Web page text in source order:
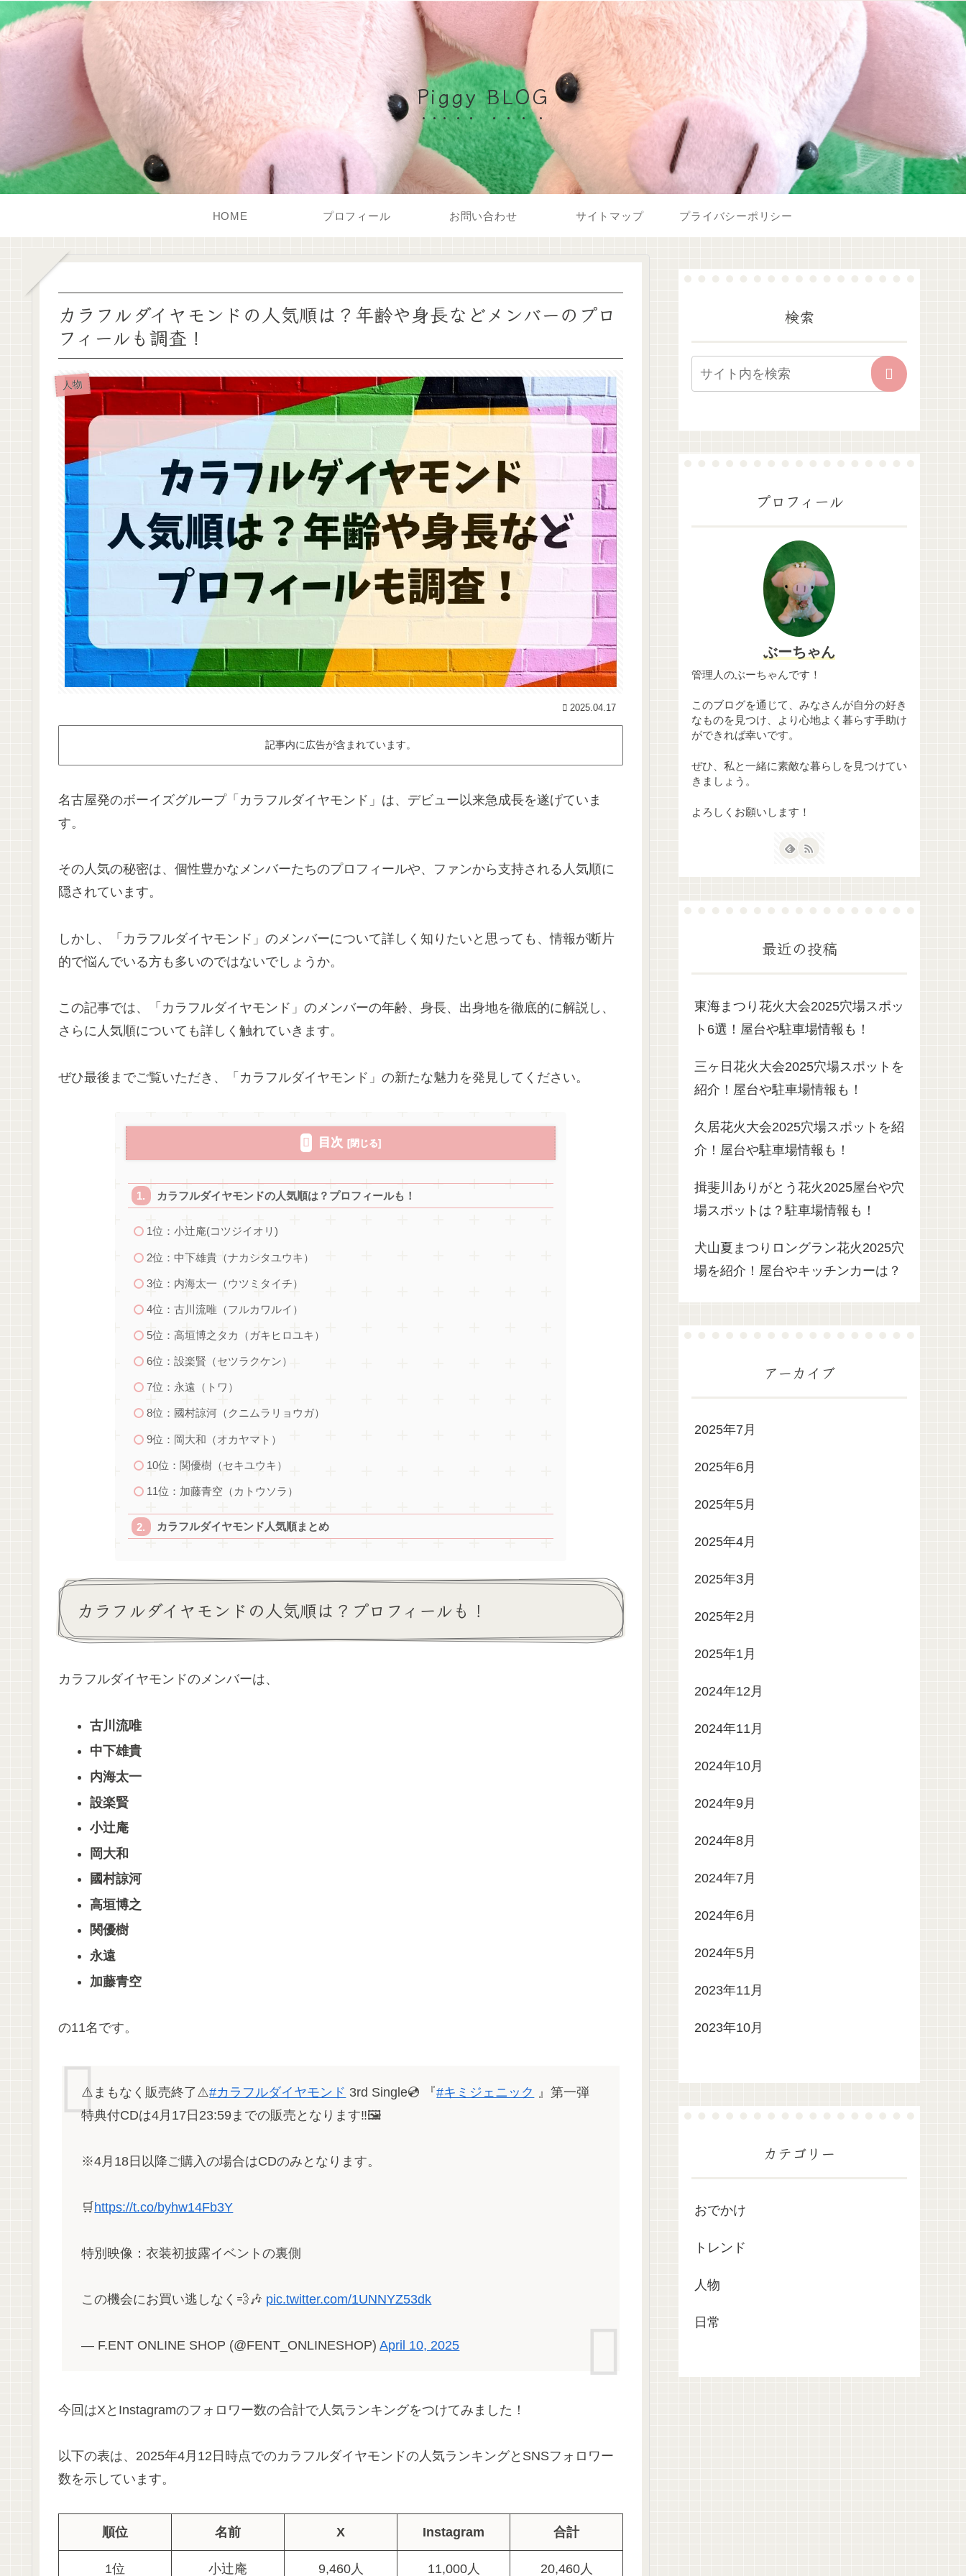
Piggy BLOG
HOME プロフィール お問い合わせ サイトマップ プライバシーポリシー
カラフルダイヤモンドの人気順は？年齢や身長などメンバーのプロ
フィールも調査！
人物
2025.04.17
記事内に広告が含まれています。
名古屋発のボーイズグループ「カラフルダイヤモンド」は、デビュー以来急成長を遂げていま
す。
その人気の秘密は、個性豊かなメンバーたちのプロフィールや、ファンから支持される人気順に
隠されています。
しかし、「カラフルダイヤモンド」のメンバーについて詳しく知りたいと思っても、情報が断片
的で悩んでいる方も多いのではないでしょうか。
この記事では、「カラフルダイヤモンド」のメンバーの年齢、身長、出身地を徹底的に解説し、
さらに人気順についても詳しく触れていきます。
ぜひ最後までご覧いただき、「カラフルダイヤモンド」の新たな魅力を発見してください。
目次
カラフルダイヤモンドの人気順は？プロフィールも！
1位：小辻庵(コツジイオリ)
2位：中下雄貴（ナカシタユウキ）
3位：内海太一（ウツミタイチ）
4位：古川流唯（フルカワルイ）
5位：高垣博之タカ（ガキヒロユキ）
6位：設楽賢（セツラクケン）
7位：永遠（トワ）
8位：國村諒河（クニムラリョウガ）
9位：岡大和（オカヤマト）
10位：関優樹（セキユウキ）
11位：加藤青空（カトウソラ）
カラフルダイヤモンド人気順まとめ
カラフルダイヤモンドの人気順は？プロフィールも！
カラフルダイヤモンドのメンバーは、
古川流唯
中下雄貴
内海太一
設楽賢
小辻庵
岡大和
國村諒河
高垣博之
関優樹
永遠
加藤青空
の11名です。
⚠️まもなく販売終了⚠️#カラフルダイヤモンド 3rd Single💿 『#キミジェニック
』第一弾
特典付CDは4月17日23:59までの販売となります‼️🖼️
※4月18日以降ご購入の場合はCDのみとなります。
🛒https://t.co/byhw14Fb3Y
特別映像：衣装初披露イベントの裏側
この機会にお買い逃しなく💨🎶 pic.twitter.com/1UNNYZ53dk
— F.ENT ONLINE SHOP (@FENT_ONLINESHOP)April 10, 2025
今回はXとInstagramのフォロワー数の合計で人気ランキングをつけてみました！
以下の表は、2025年4月12日時点でのカラフルダイヤモンドの人気ランキングとSNSフォロワー
数を示しています。
順位 名前 X Instagram 合計
1位 小辻庵 9,460人 11,000人 20,460人
検索
プロフィール
ぶーちゃん
管理人のぶーちゃんです！
このブログを通じて、みなさんが自分の好き
なものを見つけ、より心地よく暮らす手助け
ができれば幸いです。
ぜひ、私と一緒に素敵な暮らしを見つけてい
きましょう。
よろしくお願いします！
最近の投稿
東海まつり花火大会2025穴場スポッ
ト6選！屋台や駐車場情報も！
三ヶ日花火大会2025穴場スポットを
紹介！屋台や駐車場情報も！
久居花火大会2025穴場スポットを紹
介！屋台や駐車場情報も！
揖斐川ありがとう花火2025屋台や穴
場スポットは？駐車場情報も！
犬山夏まつりロングラン花火2025穴
場を紹介！屋台やキッチンカーは？
アーカイブ
2025年7月
2025年6月
2025年5月
2025年4月
2025年3月
2025年2月
2025年1月
2024年12月
2024年11月
2024年10月
2024年9月
2024年8月
2024年7月
2024年6月
2024年5月
2023年11月
2023年10月
カテゴリー
おでかけ
トレンド
人物
日常